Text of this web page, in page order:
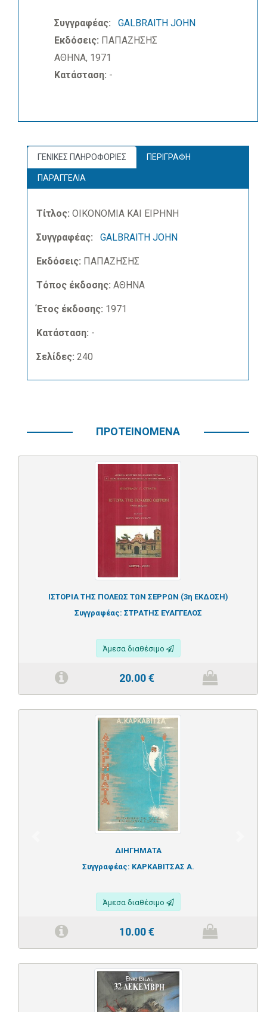
Συγγραφέας:
GALBRAITH JOHN
Εκδόσεις: ΠΑΠΑΖΗΣΗΣ
ΑΘΗΝΑ, 1971
Κατάσταση: -
ΓΕΝΙΚΕΣ ΠΛΗΡΟΦΟΡΙΕΣ ΠΕΡΙΓΡΑΦΗ
ΠΑΡΑΓΓΕΛΙΑ
Τίτλος: ΟΙΚΟΝΟΜΙΑ ΚΑΙ ΕΙΡΗΝΗ
Συγγραφέας: GALBRAITH JOHN
Εκδόσεις: ΠΑΠΑΖΗΣΗΣ
Τόπος έκδοσης: ΑΘΗΝΑ
Έτος έκδοσης: 1971
Κατάσταση: -
Σελίδες: 240
ΠΡΟΤΕΙΝΟΜΕΝΑ
ΙΣΤΟΡΙΑ ΤΗΣ ΠΟΛΕΩΣ ΤΩΝ ΣΕΡΡΩΝ (3η ΕΚΔΟΣΗ)
Συγγραφέας: ΣΤΡΑΤΗΣ ΕΥΑΓΓΕΛΟΣ
Άμεσα διαθέσιμο
20.00€
ΔΙΗΓΗΜΑΤΑ
Συγγραφέας: ΚΑΡΚΑΒΙΤΣΑΣ Α.
Άμεσα διαθέσιμο
10.00€